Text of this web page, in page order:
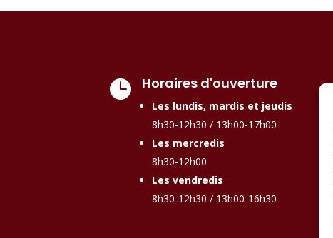
 Horaires d'ouverture
Les lundis, mardis et jeudis
8h30-12h30 / 13h00-17h00
Les mercredis
8h30-12h00
Les vendredis
8h30-12h30 / 13h00-16h30